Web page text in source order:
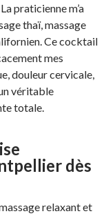
praticienne m’a
thaï, massage
Ce cocktail
mes
douleur cervicale,
véritable
totale.
dès
relaxant et